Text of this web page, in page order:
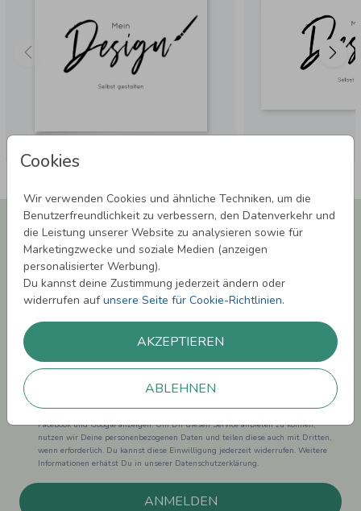
Cookies
Wir verwenden Cookies und ähnliche Techniken, um die
Benutzerfreundlichkeit zu verbessern, den Datenverkehr und
die Leistung unserer Website zu analysieren sowie für
Marketingzwecke und soziale Medien (anzeigen
personalisierter Werbung).
Du kannst deine Zustimmung jederzeit ändern oder
widerrufen aufunsere Seite für Cookie-Richtlinien.
AKZEPTIEREN
ABLEHNEN
Newsletter abonnieren und 5,00 € Rabatt**
sichern!
Melde Dich zu unserem Newsletter an und bleibe auf dem
Laufenden.
Einwilligung zur Datennutzung für Marketingzwecke: Hiermit willigst Du ein,
dass wir Dich mit neuesten Informationen aus unserem Angebot informieren
können. Dies umfasst den Versand unseres Newsletters. Zudem können wir Dir
Produktinformationen zu Deinen Interessen auf anderen Plattformen wie
Facebook und Google anzeigen. Um Dir diesen Service anbieten zu können,
nutzen wir Deine personenbezogenen Daten und teilen diese auch mit Dritten,
wenn erforderlich. Du kannst diese Einwilligung jederzeit widerrufen. Weitere
Informationen erhätst Du in unserer Datenschutzerklärung.
ANMELDEN